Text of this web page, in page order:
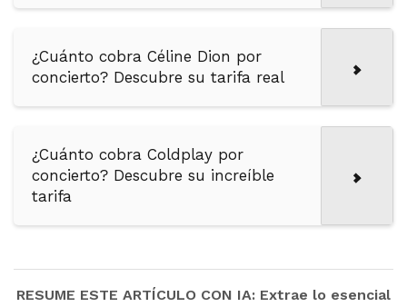
¿Cuánto cobra Céline Dion por
concierto? Descubre su tarifa real
¿Cuánto cobra Coldplay por
concierto? Descubre su increíble
tarifa
RESUME ESTE ARTÍCULO CON IA: Extrae lo esencial